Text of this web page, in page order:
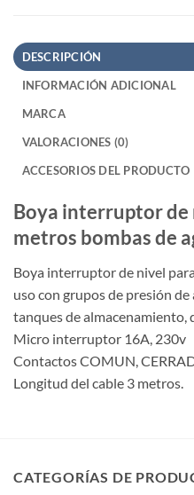
DESCRIPCIÓN
INFORMACIÓN ADICIONAL
MARCA
VALORACIONES (0)
ACCESORIOS DEL PRODUCTO
Boya interruptor de
metros bombas de
Boya interruptor de nivel
uso con grupos de presión
tanques de almacenamiento,
Micro interruptor 16A, 230v
Contactos COMUN,
Longitud del cable 3 metros.
CATEGORÍAS DE